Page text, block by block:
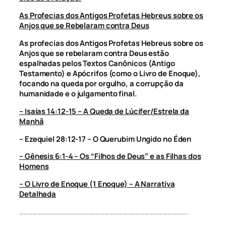
As Profecias dos Antigos Profetas Hebreus sobre os
Anjos que se Rebelaram contra Deus
As profecias dos Antigos Profetas Hebreus sobre os
Anjos que se rebelaram contra Deus estão
espalhadas pelos Textos Canônicos (Antigo
Testamento) e Apócrifos (como o Livro de Enoque),
focando na queda por orgulho, a corrupção da
humanidade e o julgamento final.
– Isaías 14:12-15 – A Queda de Lúcifer/Estrela da
Manhã
– Ezequiel 28:12-17 – O Querubim Ungido no Éden
– Gênesis 6:1-4 – Os “Filhos de Deus” e as Filhas dos
Homens
– O Livro de Enoque (1 Enoque) – A Narrativa
Detalhada
…………………………………………………………………………………………………..